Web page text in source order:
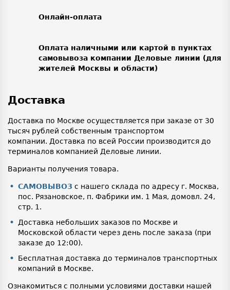
Онлайн-оплата
Оплата наличными или картой в пунктах
самовывоза компании Деловые линии (для
жителей Москвы и области)
Доставка
Доставка по Москве осуществляется при заказе от 30
тысяч рублей собственным транспортом
компании. Доставка по всей России производится до
терминалов компанией Деловые линии.
Варианты получения товара.
САМОВЫВОЗ с нашего склада по адресу г. Москва,
пос. Рязановское, п. Фабрики им. 1 Мая, домовл. 24,
стр. 1.
Доставка небольших заказов по Москве и
Московской области через день после заказа (при
заказе до 12:00).
Бесплатная доставка до терминалов транспортных
компаний в Москве.
Ознакомиться с полными условиями доставки нашей